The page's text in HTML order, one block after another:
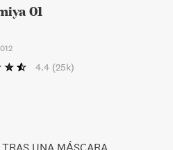
01
4.4 (25k)
TRAS UNA MÁSCARA…